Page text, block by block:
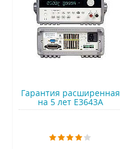
Гарантия расширенная
на 5 лет E3643A